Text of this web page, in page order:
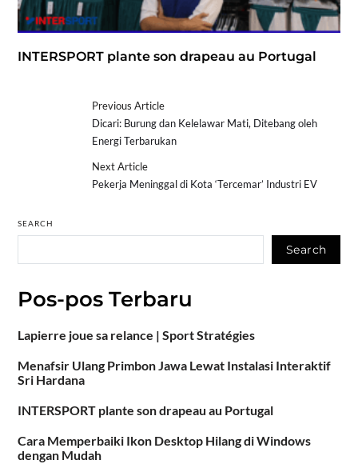
INTERSPORT plante son drapeau au Portugal
Previous Article
Dicari: Burung dan Kelelawar Mati, Ditebang oleh
Energi Terbarukan
Next Article
Pekerja Meninggal di Kota ‘Tercemar’ Industri EV
SEARCH
Search
Pos-pos Terbaru
Lapierre joue sa relance | Sport Stratégies
Menafsir Ulang Primbon Jawa Lewat Instalasi Interaktif
Sri Hardana
INTERSPORT plante son drapeau au Portugal
Cara Memperbaiki Ikon Desktop Hilang di Windows
dengan Mudah